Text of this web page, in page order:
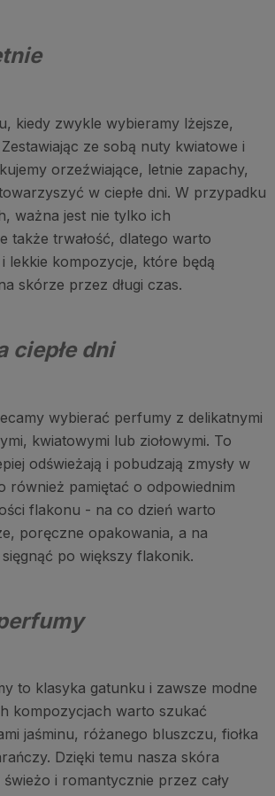
kiedy zwykle wybieramy lżejsze,
ze sobą nuty kwiatowe i
orzeźwiające, letnie zapachy,
w ciepłe dni. W przypadku
ważna jest nie tylko ich
także trwałość, dlatego warto
lekkie kompozycje, które będą
skórze przez długi czas.
ciepłe dni
wybierać perfumy z delikatnymi
kwiatowymi lub ziołowymi. To
odświeżają i pobudzają zmysły w
również pamiętać o odpowiednim
flakonu - na co dzień warto
poręczne opakowania, a na
po większy flakonik.
to klasyka gatunku i zawsze modne
kompozycjach warto szukać
jaśminu, różanego bluszczu, fiołka
Dzięki temu nasza skóra
świeżo i romantycznie przez cały